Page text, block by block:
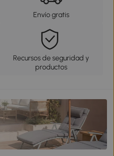
Envío gratis
Recursos de seguridad y
productos